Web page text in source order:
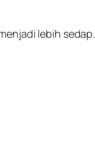
lebih sedap.